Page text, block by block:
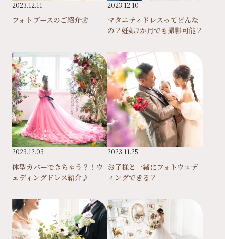
2023.12.11
フォトブースのご紹介❀
2023.12.10
マタニティドレスってどんな
の？妊娠7か月でも撮影可能？
2023.12.03
体型カバーできちゃう？！ウ
ェディングドレス紹介♪
2023.11.25
お子様と一緒にフォトウェデ
ィングできる？